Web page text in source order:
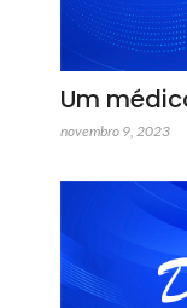
Um
novembro 9, 2023